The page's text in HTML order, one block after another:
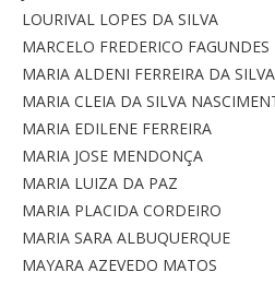
LOURIVAL LOPES DA SILVA
MARCELO FREDERICO FAGUNDES
MARIA ALDENI FERREIRA DA SILVA
MARIA CLEIA DA SILVA
MARIA EDILENE FERREIRA
MARIA JOSE MENDONÇA
MARIA LUIZA DA PAZ
MARIA PLACIDA CORDEIRO
MARIA SARA ALBUQUERQUE
MAYARA AZEVEDO MATOS